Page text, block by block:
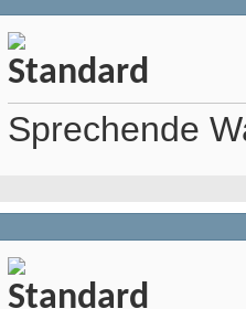
Sprechende